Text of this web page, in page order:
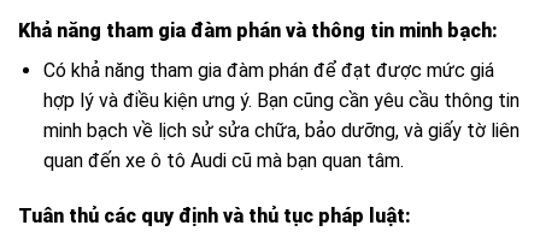
Khả năng tham gia đàm phán và thông tin minh bạch:
Có khả năng tham gia đàm phán để đạt được mức giá
hợp lý và điều kiện ưng ý. Bạn cũng cần yêu cầu thông tin
minh bạch về lịch sử sửa chữa, bảo dưỡng, và giấy tờ liên
quan đến xe ô tô Audi cũ mà bạn quan tâm.
Tuân thủ các quy định và thủ tục pháp luật: